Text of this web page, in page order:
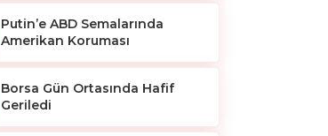
Putin’e ABD Semalarında
Amerikan Koruması
Borsa Gün Ortasında Hafif
Geriledi